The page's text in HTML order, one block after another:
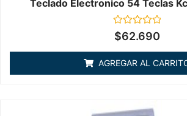
Teclado Electronico 54 Teclas
Valorado
en
de
5
$62.690
AGREGAR AL